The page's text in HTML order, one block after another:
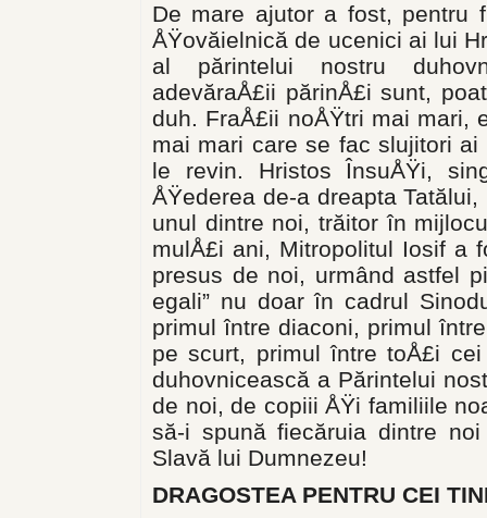
De mare ajutor a fost, pentru
ÅŸovăielnică de ucenici ai lui
al părintelui nostru
adevăraÅ£ii părinÅ£i sunt,
duh. FraÅ£ii noÅŸtri mai mari,
mai mari care se fac slujitori
le revin. Hristos ÎnsuÅŸi,
ÅŸederea de-a dreapta
unul din­tre noi, trăitor în
mulÅ£i ani, Mitropolitul Iosif a
presus de noi, urmând astfel
egali” nu doar în cadrul
primul între diaconi, primul
pe scurt, primul între toÅ£i
duhovnicească a Părintelui
de noi, de copiii ÅŸi familiile
să-i spună fiecăruia dintre
Slavă lui Dumnezeu!
DRAGOSTEA PENTRU CEI